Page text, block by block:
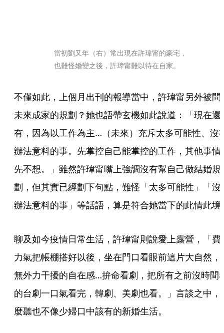
當初劉又年（右）常出現在許瑋甯的豪宅，
也難怪婚變之後，許瑋甯難以待在自家。
不僅如此，上個月出刊的報導當中，許瑋甯另外被問
未來成家的規劃？她也語帶玄機如此說道：「現在還
有，因為以工作為主…（未來）充斥太多可能性、沒
辦法意料的事。先掌控自己能掌控的工作，其他事情
先不想。」雖然許瑋甯嘴上強調沒有幫自己做結婚規
劃，但其實已經劃下句點，難怪「太多可能性」「沒
辦法意料的事」等話語，算是符合她當下的此情此境
聊及如今疫情日常生活，許瑋甯則說愛上露營，「費
力氣把帳棚搭好以後，坐在門口看眼前這片大自然，
無外力干擾的自在感…拚命看劇，把所有之前沒時間
的台劇一口氣看完，韓劇、美劇也看。」言談之中，
麼聽也不像少婦口中該有的新婚生活。